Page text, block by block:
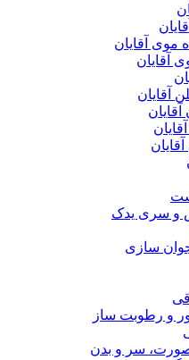
موی آقایان
آقایان
آقایان
و سری یدک
سازی
و رطوبت ساز
صورت، سر و بدن